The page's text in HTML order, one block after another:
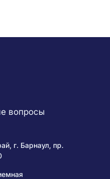
вопросы
г. Барнаул, пр.